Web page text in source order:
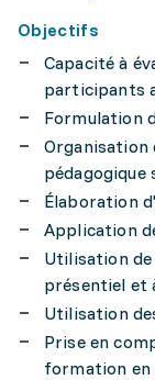
Objectifs
Capacité à
participants
Formulation
Organisation
pédagogique
Élaboration
Application
Utilisation de
présentiel et
Utilisation
Prise en
formation